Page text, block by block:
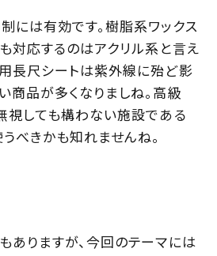
には有効です。樹脂系ワックス
対応するのはアクリル系と言え
長尺シートは紫外線に殆ど影
商品が多くなりましね。高級
視しても構わない施設である
うべきかも知れませんね。
ありますが、今回のテーマには